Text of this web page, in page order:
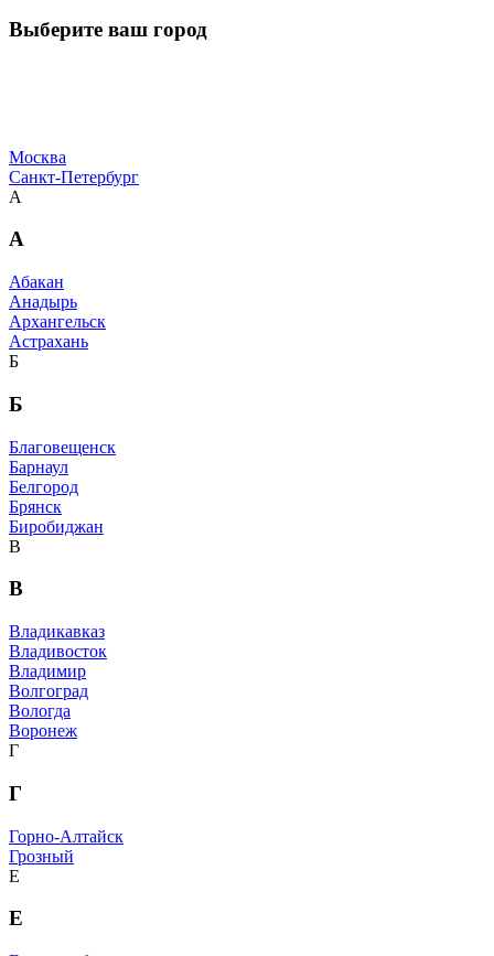
Выберите ваш город
Москва
Санкт-Петербург
А
А
Абакан
Анадырь
Архангельск
Астрахань
Б
Б
Благовещенск
Барнаул
Белгород
Брянск
Биробиджан
В
В
Владикавказ
Владивосток
Владимир
Волгоград
Вологда
Воронеж
Г
Г
Горно-Алтайск
Грозный
Е
Е